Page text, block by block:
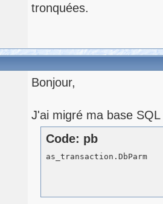
tronquées.
Bonjour,
J'ai migré ma base
Code: pb